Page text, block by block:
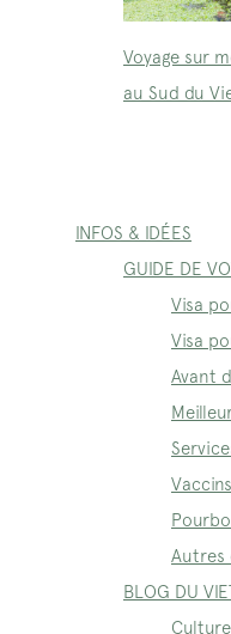
Voyage sur
au Sud du
INFOS & IDÉES
GUIDE DE
Visa
Visa
Avant
Autres
BLOG DU